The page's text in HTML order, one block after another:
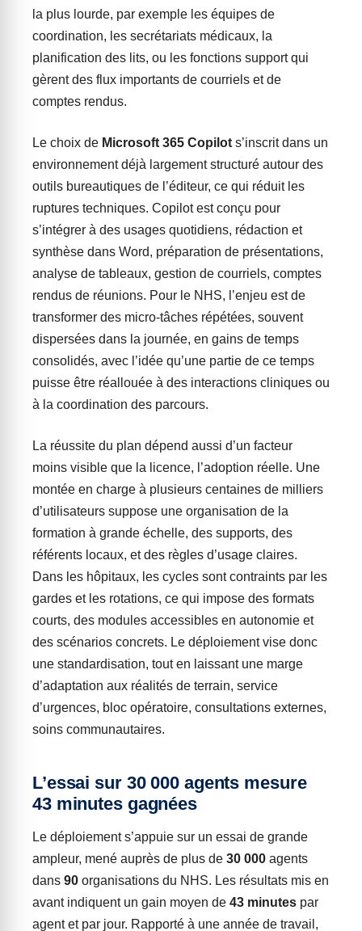
la plus lourde, par exemple les équipes de
coordination, les secrétariats médicaux, la
planification des lits, ou les fonctions support qui
gèrent des flux importants de courriels et de
comptes rendus.
Le choix de Microsoft 365 Copilot s’inscrit dans un
environnement déjà largement structuré autour des
outils bureautiques de l’éditeur, ce qui réduit les
ruptures techniques. Copilot est conçu pour
s’intégrer à des usages quotidiens, rédaction et
synthèse dans Word, préparation de présentations,
analyse de tableaux, gestion de courriels, comptes
rendus de réunions. Pour le NHS, l’enjeu est de
transformer des micro-tâches répétées, souvent
dispersées dans la journée, en gains de temps
consolidés, avec l’idée qu’une partie de ce temps
puisse être réallouée à des interactions cliniques ou
à la coordination des parcours.
La réussite du plan dépend aussi d’un facteur
moins visible que la licence, l’adoption réelle. Une
montée en charge à plusieurs centaines de milliers
d’utilisateurs suppose une organisation de la
formation à grande échelle, des supports, des
référents locaux, et des règles d’usage claires.
Dans les hôpitaux, les cycles sont contraints par les
gardes et les rotations, ce qui impose des formats
courts, des modules accessibles en autonomie et
des scénarios concrets. Le déploiement vise donc
une standardisation, tout en laissant une marge
d’adaptation aux réalités de terrain, service
d’urgences, bloc opératoire, consultations externes,
soins communautaires.
L’essai sur 30 000 agents mesure
43 minutes gagnées
Le déploiement s’appuie sur un essai de grande
ampleur, mené auprès de plus de 30 000 agents
dans 90 organisations du NHS. Les résultats mis en
avant indiquent un gain moyen de 43 minutes par
agent et par jour. Rapporté à une année de travail,